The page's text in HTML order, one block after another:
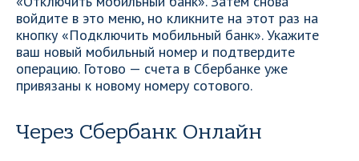
войдите в это меню, но кликните на этот раз на
кнопку «Подключить мобильный банк». Укажите
ваш новый мобильный номер и подтвердите
операцию. Готово — счета в Сбербанке уже
привязаны к новому номеру сотового.
Через Сбербанк Онлайн